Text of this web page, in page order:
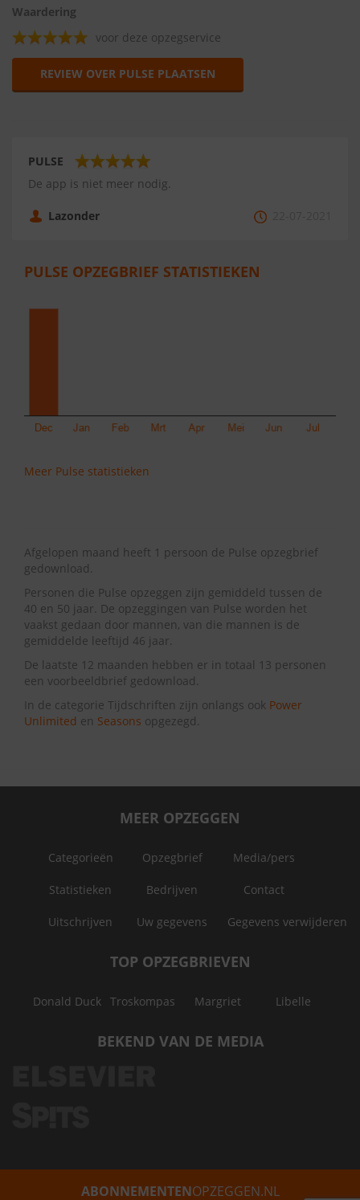
Waardering
voor deze opzegservice
REVIEW OVER PULSE PLAATSEN
PULSE
De app is niet meer nodig.
Lazonder
PULSE OPZEGBRIEF STATISTIEKEN
Meer Pulse statistieken
Afgelopen maand heeft 1 persoon de Pulse opzegbrief
gedownload.
Personen die Pulse opzeggen zijn gemiddeld tussen de
40 en 50 jaar. De opzeggingen van Pulse worden het
vaakst gedaan door mannen, van die mannen is de
gemiddelde leeftijd 46 jaar.
De laatste 12 maanden hebben er in totaal 13 personen
een voorbeeldbrief gedownload.
In de categorie Tijdschriften zijn onlangs ook Power
Unlimited en Seasons opgezegd.
MEER OPZEGGEN
Categorieën Opzegbrief Media/pers
Statistieken Bedrijven Contact
Uitschrijven Uw gegevens Gegevens verwijderen
TOP OPZEGBRIEVEN
Donald Duck Troskompas Margriet Libelle
BEKEND VAN DE MEDIA
ABONNEMENTENOPZEGGEN.NL